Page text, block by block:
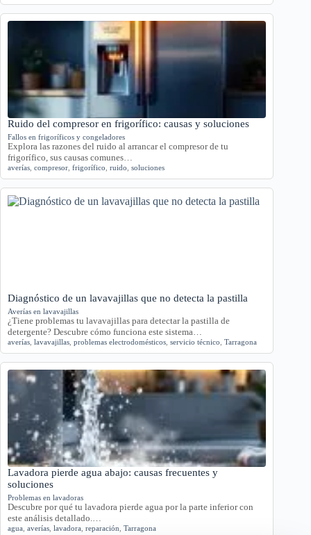
Ruido del compresor en frigorífico: causas y soluciones
Fallos en frigoríficos y congeladores
Explora las razones del ruido al arrancar el compresor de tu
frigorífico, sus causas comunes…
averías compresor frigorífico ruido soluciones
Diagnóstico de un lavavajillas que no detecta la pastilla
Averías en lavavajillas
¿Tiene problemas tu lavavajillas para detectar la pastilla de
detergente? Descubre cómo funciona este sistema…
averías lavavajillas problemas electrodomésticos servicio técnico Tarragona
Lavadora pierde agua abajo: causas frecuentes y
soluciones
Problemas en lavadoras
Descubre por qué tu lavadora pierde agua por la parte inferior con
este análisis detallado.…
agua averías lavadora reparación Tarragona